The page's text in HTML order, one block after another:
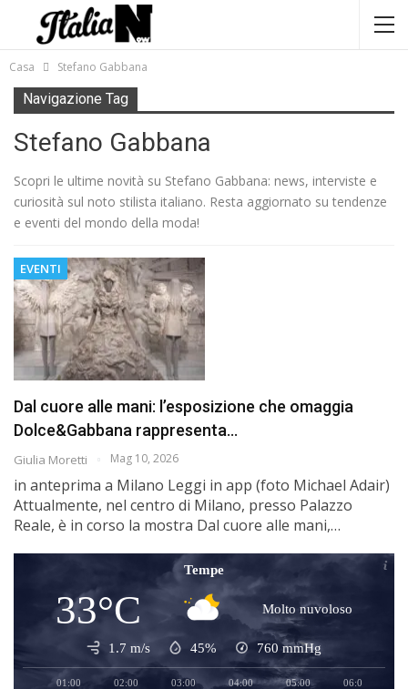
Casa Stefano Gabbana
Navigazione Tag
Stefano Gabbana
Scopri le ultime novità su Stefano Gabbana: news, interviste e
curiosità sul noto stilista italiano. Resta aggiornato su tendenze
e eventi del mondo della moda!
EVENTI
Dal cuore alle mani: l’esposizione che omaggia
Dolce&Gabbana rappresenta…
Giulia Moretti Mag 10, 2026
in anteprima a Milano Leggi in app (foto Michael Adair)
Attualmente, nel centro di Milano, presso Palazzo
Reale, è in corso la mostra Dal cuore alle mani,…
Tempe
33°C Molto nuvoloso
1.7 m/s 45% 760mmHg
01:00 02:00 03:00 04:00 05:00 06:00